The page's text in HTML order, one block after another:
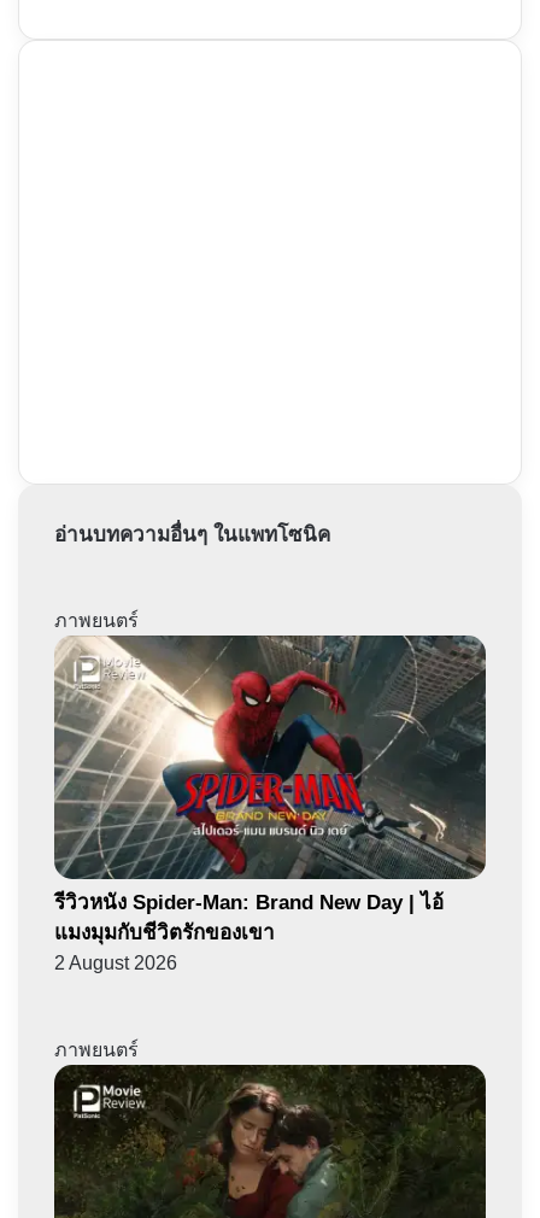
อ่านบทความอื่นๆ ในแพทโซนิค
ภาพยนตร์
รีวิวหนัง Spider-Man: Brand New Day | ไอ้
แมงมุมกับชีวิตรักของเขา
2 August 2026
ภาพยนตร์